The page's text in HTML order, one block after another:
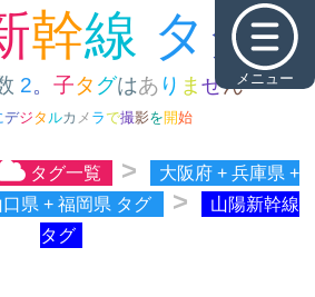
メニュー
デジタ ルカ メ ラで撮影を開始
タグ一覧
大阪府 + 兵庫県 +
県 + 福岡県 タグ
山陽新幹線
タグ